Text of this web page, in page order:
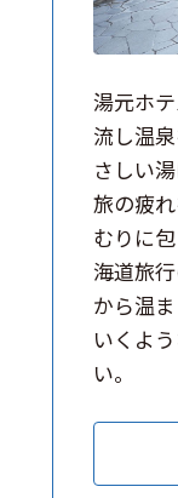
湯元ホ
流し温
さしい
旅の疲
むりに
海道旅
から温
いくよ
い。